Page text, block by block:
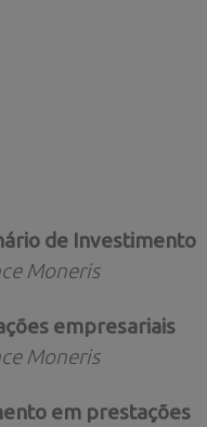
de Investimento
Moneris
empresariais
Moneris
em prestações